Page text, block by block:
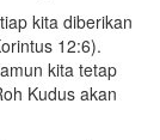
kita diberikan
12:6).
kita tetap
Kudus akan